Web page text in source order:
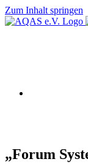
Zum Inhalt springen
„Forum